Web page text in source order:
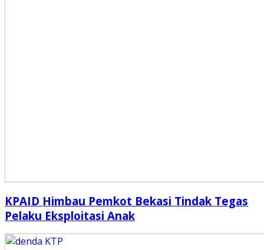
KPAID Himbau Pemkot Bekasi Tindak Tegas
Pelaku Eksploitasi Anak